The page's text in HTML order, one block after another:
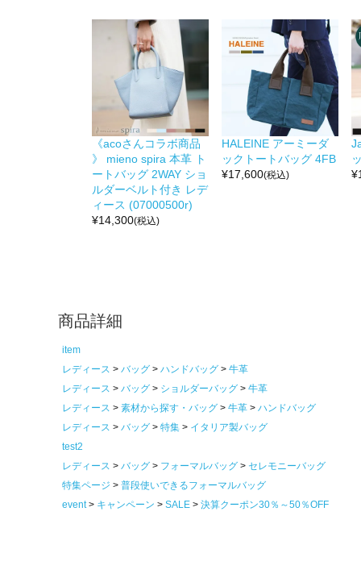
《acoさんコラボ商品
》 mieno spira 本革 ト
ートバッグ 2WAY ショ
ルダーベルト付き レデ
ィース (07000500r)
¥14,300(税込)
HALEINE アーミーダ
ックトートバッグ 4FB
¥17,600(税込)
¥
商品詳細
item
レディース
バッグ ハンドバッグ
牛革
レディース
バッグ ショルダーバッグ
牛革
レディース
素材から探す・バッグ 牛革
ハンドバッグ
レディース
バッグ 特集
イタリア製バッグ
test2
レディース
バッグ フォーマルバッグ
セレモニーバッグ
特集ページ
普段使いできるフォーマルバッグ
event
キャンペーン SALE 決算クーポン30％～50％OFF